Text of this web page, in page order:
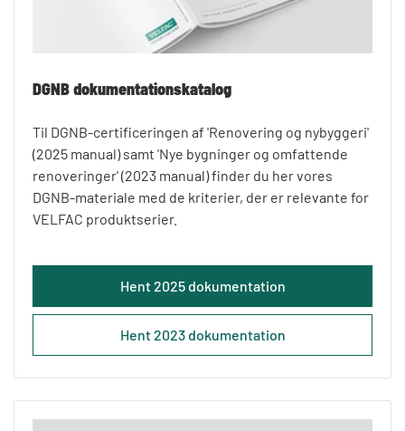
DGNB dokumentationskatalog
Til DGNB-certificeringen af 'Renovering og nybyggeri'
(2025 manual) samt 'Nye bygninger og omfattende
renoveringer' (2023 manual) finder du her vores
DGNB-materiale med de kriterier, der er relevante for
VELFAC produktserier.
Hent 2025 dokumentation
Hent 2023 dokumentation